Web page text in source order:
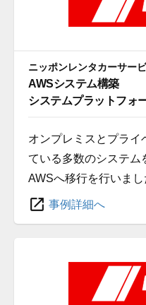
ニッポンレンタカーサー
AWSシステム構築
システムプラットフォ
オンプレミスとプライ
ている多数のシステム
AWSへ移行を行いまし
事例詳細へ